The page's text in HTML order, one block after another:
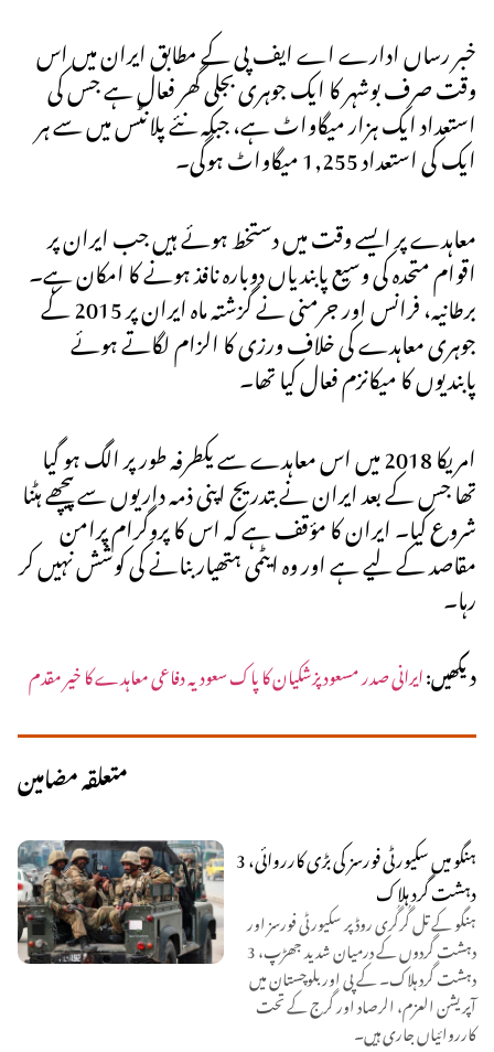
خبر رساں ادارے اے ایف پی کے مطابق ایران میں اس
وقت صرف بوشہر کا ایک جوہری بجلی گھر فعال ہے جس کی
استعداد ایک ہزار میگاواٹ ہے، جبکہ نئے پلانٹس میں سے ہر
ایک کی استعداد 1,255 میگاواٹ ہوگی۔
معاہدے پر ایسے وقت میں دستخط ہوئے ہیں جب ایران پر
اقوام متحدہ کی وسیع پابندیاں دوبارہ نافذ ہونے کا امکان ہے۔
برطانیہ، فرانس اور جرمنی نے گزشتہ ماہ ایران پر 2015 کے
جوہری معاہدے کی خلاف ورزی کا الزام لگاتے ہوئے
پابندیوں کا میکانزم فعال کیا تھا۔
امریکا 2018 میں اس معاہدے سے یکطرفہ طور پر الگ ہو گیا
تھا جس کے بعد ایران نے بتدریج اپنی ذمہ داریوں سے پیچھے ہٹنا
شروع کیا۔ ایران کا مؤقف ہے کہ اس کا پروگرام پرامن
مقاصد کے لیے ہے اور وہ ایٹمی ہتھیار بنانے کی کوشش نہیں کر
رہا۔
دیکھیں:ایرانی صدر مسعود پزشکیان کا پاک سعودیہ دفاعی معاہدے کا خیر مقدم
متعلقہ مضامین
ہنگو میں سکیورٹی فورسز کی بڑی کارروائی، 3
دہشت گرد ہلاک
ہنگو کے تل گُرگُری روڈ پر سکیورٹی فورسز اور
دہشت گردوں کے درمیان شدید جھڑپ، 3
دہشت گرد ہلاک۔ کے پی اور بلوچستان میں
آپریشن العزم، الرصاد اور گرج کے تحت
کارروائیاں جاری ہیں۔